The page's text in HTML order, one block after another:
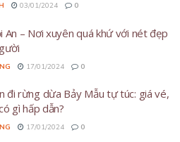
03/01/2024 0
An – Nơi xuyên quá khứ với nét đẹp
17/01/2024 0
đi rừng dừa Bảy Mẫu tự túc: giá vé,
gì hấp dẫn?
17/01/2024 0